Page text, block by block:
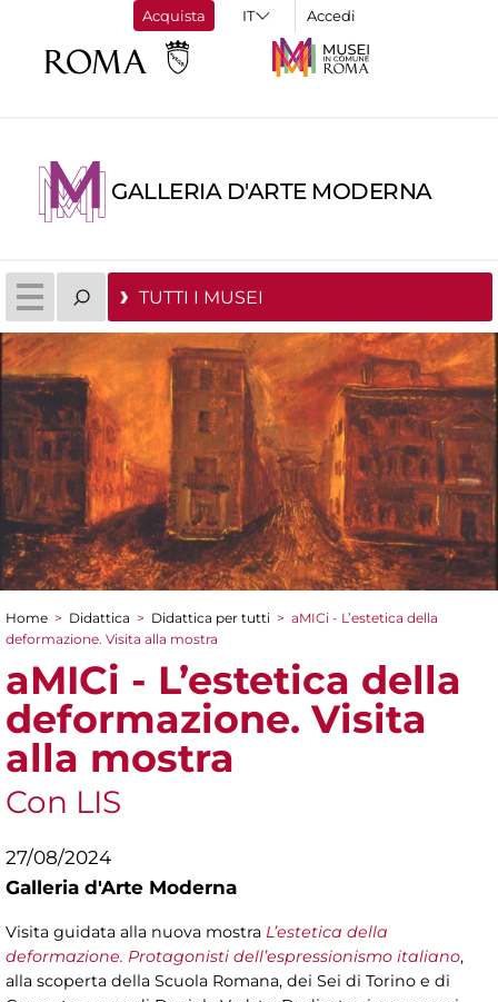
Acquista Accedi
GALLERIA D'ARTE MODERNA
TUTTI I MUSEI
Tu sei qui
Home > Didattica > Didattica per tutti > aMICi - L’estetica della
deformazione. Visita alla mostra
aMICi - L’estetica della
deformazione. Visita
alla mostra
Con LIS
27/08/2024
Galleria d'Arte Moderna
Visita guidata alla nuova mostra L’estetica della
deformazione. Protagonisti dell’espressionismo italiano,
alla scoperta della Scuola Romana, dei Sei di Torino e di